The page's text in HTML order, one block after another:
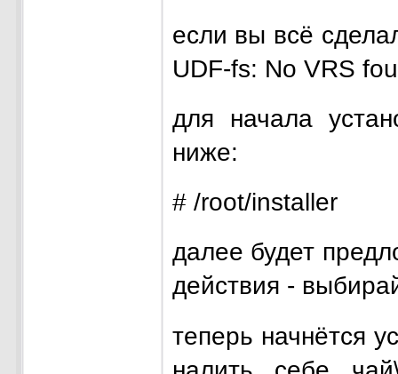
если вы всё
UDF-fs: No VRS
для начала
ниже:
# /root/installer
далее будет
действия -
теперь начнётся